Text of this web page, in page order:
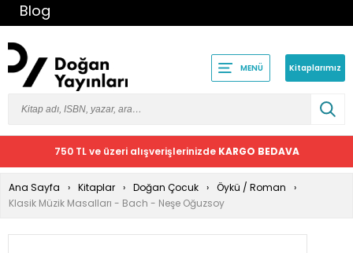
Blog
MENÜ Kitaplarımız
750 TL ve üzeri alışverişlerinizde KARGO BEDAVA
Ana Sayfa Kitaplar Doğan Çocuk
Öykü / Roman
Klasik Müzik Masalları - Bach - Neşe Oğuzsoy